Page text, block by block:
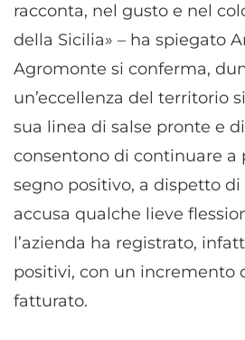
racconta, nel gusto e nel
della Sicilia» – ha spiegato
Agromonte si conferma,
un’eccellenza del territorio
sua linea di salse pronte e
consentono di continuare a
segno positivo, a dispetto
accusa qualche lieve
l’azienda ha registrato,
positivi, con un incremento
fatturato.